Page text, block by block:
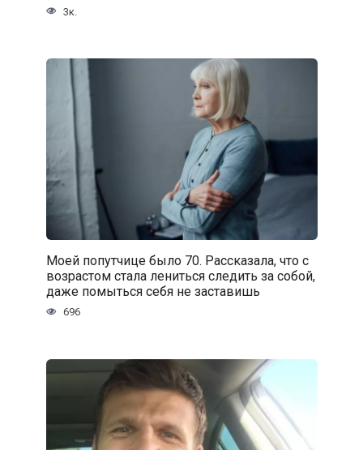
3к.
Моей попутчице было 70. Рассказала, что с
возрастом стала лениться следить за собой,
даже помыться себя не заставишь
696